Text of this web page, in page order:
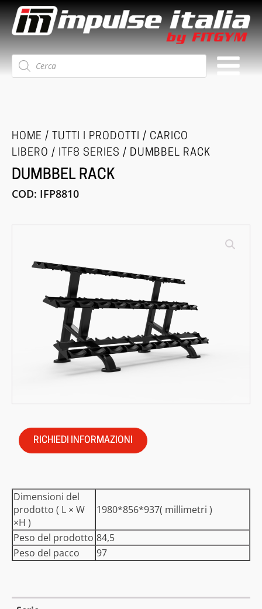
Ricerca
prodotti
HOME / TUTTI I PRODOTTI / CARICO
LIBERO / ITF8 SERIES / DUMBBEL RACK
DUMBBEL RACK
COD: IFP8810
RICHIEDI INFORMAZIONI
Dimensioni del
prodotto ( L × W
×H )
1980*856*937( millimetri )
Peso del prodotto 84,5
Peso del pacco
97